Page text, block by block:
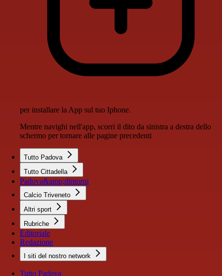
per installare la App sul tuo Iphone.
Mentre navighi nell'app, scorri il dito da sinistra a destra dello
schermo per tornare alle pagine precedenti
Tutto Padova
Tutto Cittadella
Padova&amp;dintorni
Calcio Triveneto
Altri sport
Rubriche
Editoriale
Redazione
I siti del nostro network
Tutto Padova